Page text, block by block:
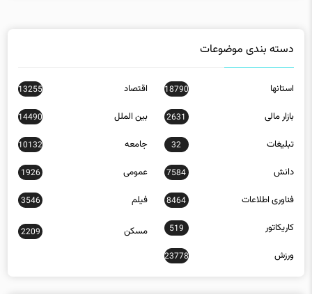
دسته بندی موضوعات
استانها 18790 اقتصاد 13255
بازار مالی 2631 بین الملل 14490
تبلیغات 32 جامعه 10132
دانش 7584 عمومی 1926
فناوری اطلاعات 8464 فیلم 3546
کاریکاتور 519 مسکن 2209
ورزش 23778